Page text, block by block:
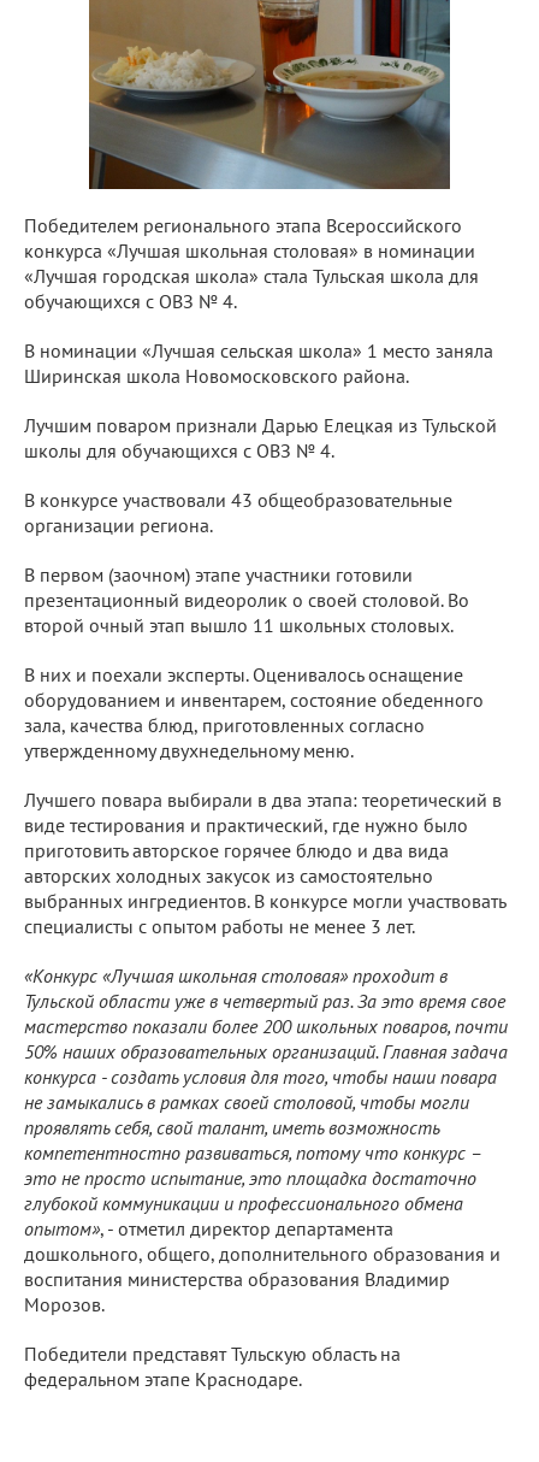
Победителем регионального этапа Всероссийского
конкурса «Лучшая школьная столовая» в номинации
«Лучшая городская школа» стала Тульская школа для
обучающихся с ОВЗ № 4.
В номинации «Лучшая сельская школа» 1 место заняла
Ширинская школа Новомосковского района.
Лучшим поваром признали Дарью Елецкая из Тульской
школы для обучающихся с ОВЗ № 4.
В конкурсе участвовали 43 общеобразовательные
организации региона.
В первом (заочном) этапе участники готовили
презентационный видеоролик о своей столовой. Во
второй очный этап вышло 11 школьных столовых.
В них и поехали эксперты. Оценивалось оснащение
оборудованием и инвентарем, состояние обеденного
зала, качества блюд, приготовленных согласно
утвержденному двухнедельному меню.
Лучшего повара выбирали в два этапа: теоретический в
виде тестирования и практический, где нужно было
приготовить авторское горячее блюдо и два вида
авторских холодных закусок из самостоятельно
выбранных ингредиентов. В конкурсе могли участвовать
специалисты с опытом работы не менее 3 лет.
«Конкурс «Лучшая школьная столовая» проходит в
Тульской области уже в четвертый раз. За это время свое
мастерство показали более 200 школьных поваров, почти
50% наших образовательных организаций. Главная задача
конкурса - создать условия для того, чтобы наши повара
не замыкались в рамках своей столовой, чтобы могли
проявлять себя, свой талант, иметь возможность
компетентностно развиваться, потому что конкурс –
это не просто испытание, это площадка достаточно
глубокой коммуникации и профессионального обмена
опытом», - отметил директор департамента
дошкольного, общего, дополнительного образования и
воспитания министерства образования Владимир
Морозов.
Победители представят Тульскую область на
федеральном этапе Краснодаре.